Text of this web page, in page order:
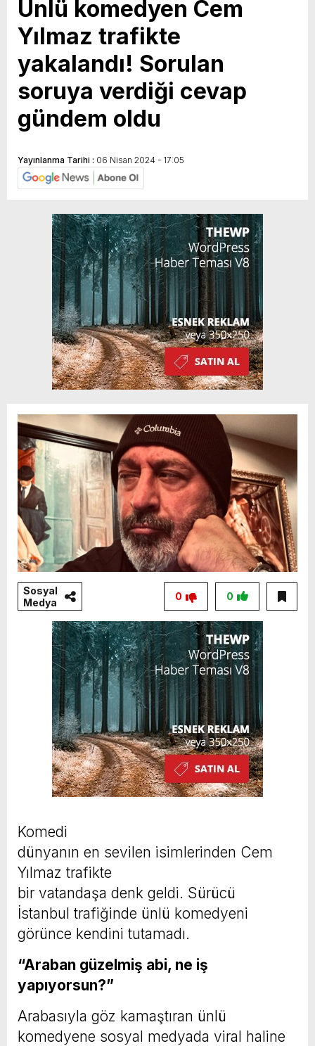
Ünlü komedyen Cem
Yılmaz trafikte
yakalandı! Sorulan
soruya verdiği cevap
gündem oldu
Yayınlanma Tarihi : 06 Nisan 2024 - 17:05
Sosyal
Medya
0
0
Komedi
dünyanın en sevilen isimlerinden Cem
Yılmaz trafikte
bir vatandaşa denk geldi. Sürücü
İstanbul trafiğinde ünlü komedyeni
görünce kendini tutamadı.
“Araban güzelmiş abi, ne iş
yapıyorsun?”
Arabasıyla göz kamaştıran ünlü
komedyene sosyal medyada viral haline